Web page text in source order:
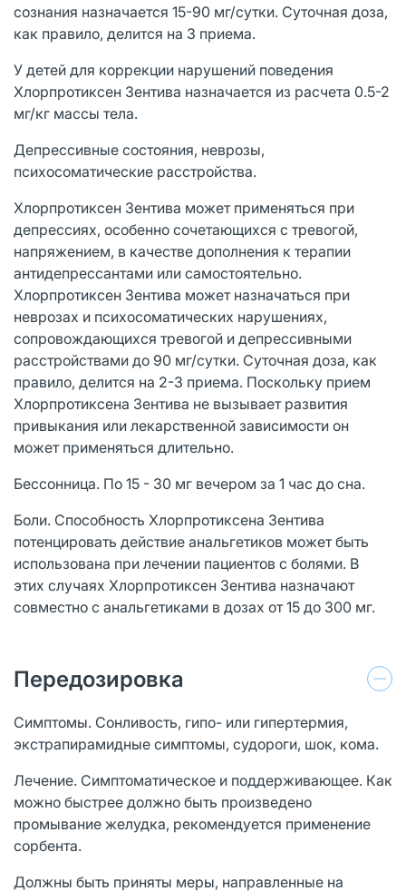
сознания назначается 15-90 мг/сутки. Суточная доза,
как правило, делится на 3 приема.
У детей для коррекции нарушений поведения
Хлорпротиксен Зентива назначается из расчета 0.5-2
мг/кг массы тела.
Депрессивные состояния, неврозы,
психосоматические расстройства.
Хлорпротиксен Зентива может применяться при
депрессиях, особенно сочетающихся с тревогой,
напряжением, в качестве дополнения к терапии
антидепрессантами или самостоятельно.
Хлорпротиксен Зентива может назначаться при
неврозах и психосоматических нарушениях,
сопровождающихся тревогой и депрессивными
расстройствами до 90 мг/сутки. Суточная доза, как
правило, делится на 2-3 приема. Поскольку прием
Хлорпротиксена Зентива не вызывает развития
привыкания или лекарственной зависимости он
может применяться длительно.
Бессонница. По 15 - 30 мг вечером за 1 час до сна.
Боли. Способность Хлорпротиксена Зентива
потенцировать действие анальгетиков может быть
использована при лечении пациентов с болями. В
этих случаях Хлорпротиксен Зентива назначают
совместно с анальгетиками в дозах от 15 до 300 мг.
Передозировка
Симптомы. Сонливость, гипо- или гипертермия,
экстрапирамидные симптомы, судороги, шок, кома.
Лечение. Симптоматическое и поддерживающее. Как
можно быстрее должно быть произведено
промывание желудка, рекомендуется применение
сорбента.
Должны быть приняты меры, направленные на